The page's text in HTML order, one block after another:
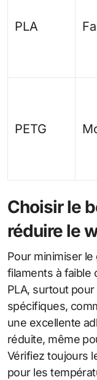
PLA
PETG
Choisir le
réduire le
Pour minimiser
filaments à faible
PLA, surtout
spécifiques,
une excellente
réduite, même
Vérifiez toujours
pour les